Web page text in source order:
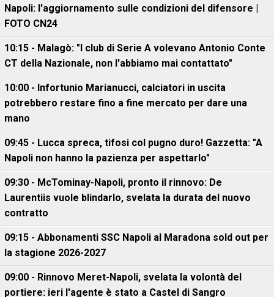
Napoli: l'aggiornamento sulle condizioni del difensore |
FOTO CN24
10:15 - Malagò: "I club di Serie A volevano Antonio Conte
CT della Nazionale, non l'abbiamo mai contattato"
10:00 - Infortunio Marianucci, calciatori in uscita
potrebbero restare fino a fine mercato per dare una
mano
09:45 - Lucca spreca, tifosi col pugno duro! Gazzetta: "A
Napoli non hanno la pazienza per aspettarlo"
09:30 - McTominay-Napoli, pronto il rinnovo: De
Laurentiis vuole blindarlo, svelata la durata del nuovo
contratto
09:15 - Abbonamenti SSC Napoli al Maradona sold out per
la stagione 2026-2027
09:00 - Rinnovo Meret-Napoli, svelata la volontà del
portiere: ieri l'agente è stato a Castel di Sangro